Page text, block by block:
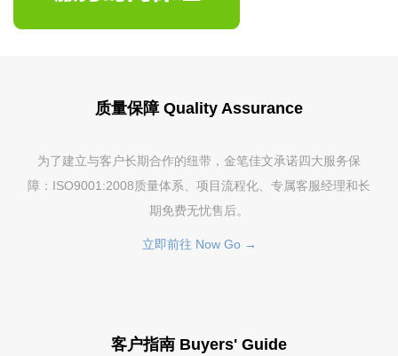
质量保障 Quality Assurance
为了建立与客户长期合作的纽带，金笔佳文承诺四大服务保
障：ISO9001:2008质量体系、项目流程化、专属客服经理和长
期免费无忧售后。
立即前往 Now Go →
客户指南 Buyers' Guide